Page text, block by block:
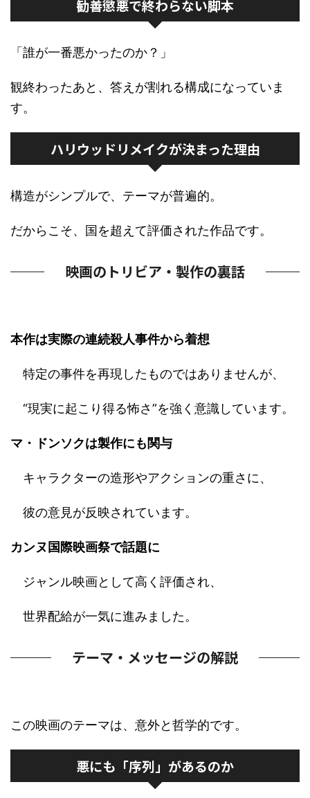
勧善懲悪で終わらない脚本
「誰が一番悪かったのか？」
観終わったあと、答えが割れる構成になっていま
す。
ハリウッドリメイクが決まった理由
構造がシンプルで、テーマが普遍的。
だからこそ、国を超えて評価された作品です。
映画のトリビア・製作の裏話
本作は実際の連続殺人事件から着想
特定の事件を再現したものではありませんが、
“現実に起こり得る怖さ”を強く意識しています。
マ・ドンソクは製作にも関与
キャラクターの造形やアクションの重さに、
彼の意見が反映されています。
カンヌ国際映画祭で話題に
ジャンル映画として高く評価され、
世界配給が一気に進みました。
テーマ・メッセージの解説
この映画のテーマは、意外と哲学的です。
悪にも「序列」があるのか